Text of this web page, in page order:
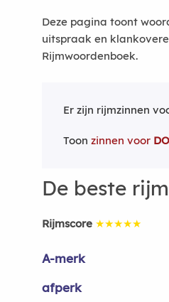
Deze pagina toont
uitspraak en
Rijmwoordenboek.
Er zijn rijmzinnen
Toon zinnen voor
De beste
Rijmscore ★★★★★
A-merk
afperk